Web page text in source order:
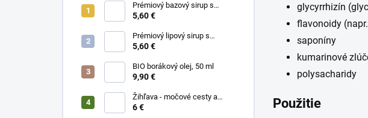
Prémiový bazový sirup s
limetkou a vitam. C
5,60 €
Prémiový lipový sirup s
citrónom a vitamínom C
5,60 €
BIO borákový olej, 50 ml
9,90 €
Žihľava - močové cesty a
prostata, 50 ml
6 €
glycyrrhizín
flavonoidy
saponíny
kumarinové
polysacharidy
Použitie